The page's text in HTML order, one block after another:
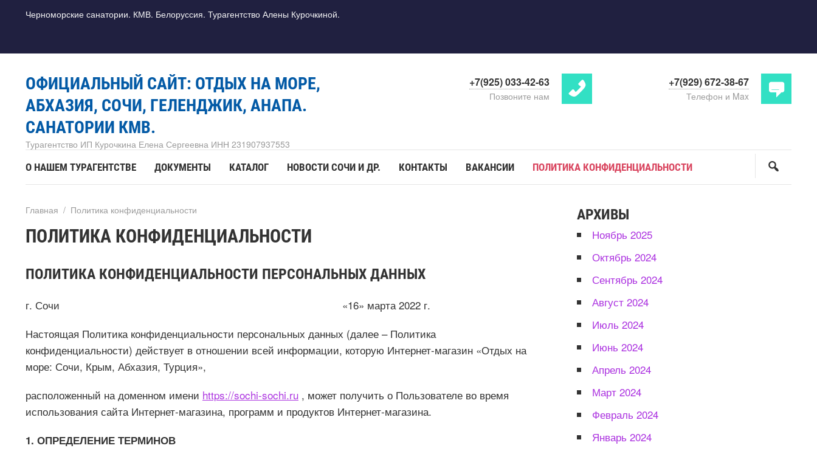
Черноморские санатории. КМВ. Белоруссия. Турагентство Алены Курочкиной.
ОФИЦИАЛЬНЫЙ САЙТ: ОТДЫХ НА МОРЕ,
АБХАЗИЯ, СОЧИ, ГЕЛЕНДЖИК, АНАПА.
САНАТОРИИ КМВ.
Турагентство ИП Курочкина Елена Сергеевна ИНН 231907937553
+7(925) 033-42-63
Позвоните нам
+7(929) 672-38-67
Телефон и Max
О НАШЕМ ТУРАГЕНТСТВЕ ДОКУМЕНТЫ КАТАЛОГ НОВОСТИ СОЧИ И ДР. КОНТАКТЫ ВАКАНСИИ ПОЛИТИКА КОНФИДЕНЦИАЛЬНОСТИ
Главная / Политика конфиденциальности
ПОЛИТИКА КОНФИДЕНЦИАЛЬНОСТИ
ПОЛИТИКА КОНФИДЕНЦИАЛЬНОСТИ ПЕРСОНАЛЬНЫХ ДАННЫХ
г. Сочи «16» марта 2022 г.
Настоящая Политика конфиденциальности персональных данных (далее – Политика
конфиденциальности) действует в отношении всей информации, которую Интернет-магазин «Отдых на
море: Сочи, Крым, Абхазия, Турция»,
расположенный на доменном имени https://sochi-sochi.ru , может получить о Пользователе во время
использования сайта Интернет-магазина, программ и продуктов Интернет-магазина.
1. ОПРЕДЕЛЕНИЕ ТЕРМИНОВ
АРХИВЫ
Ноябрь 2025
Октябрь 2024
Сентябрь 2024
Август 2024
Июль 2024
Июнь 2024
Апрель 2024
Март 2024
Февраль 2024
Январь 2024